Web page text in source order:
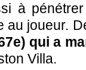
à
joueur.
qui a
Villa.